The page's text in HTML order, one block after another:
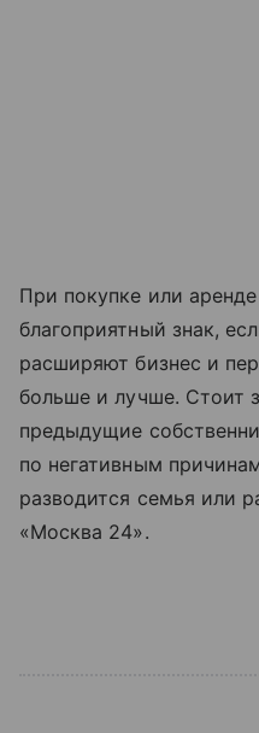
При покупке или
благоприятный знак,
расширяют бизнес и
больше и лучше. Стоит
предыдущие
по негативным
разводится семья или
«Москва 24».